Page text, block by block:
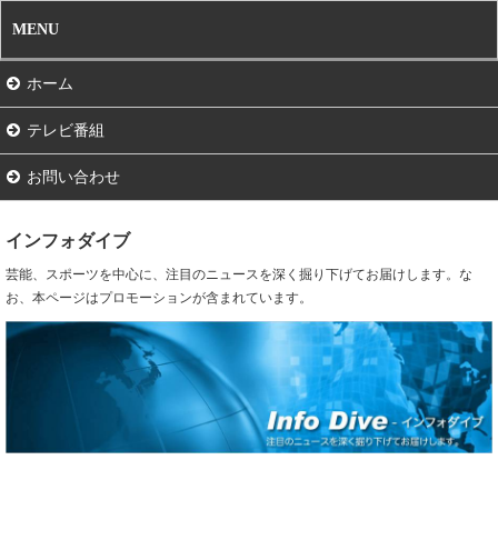
MENU
ホーム
テレビ番組
お問い合わせ
インフォダイブ
芸能、スポーツを中心に、注目のニュースを深く掘り下げてお届けします。な
お、本ページはプロモーションが含まれています。